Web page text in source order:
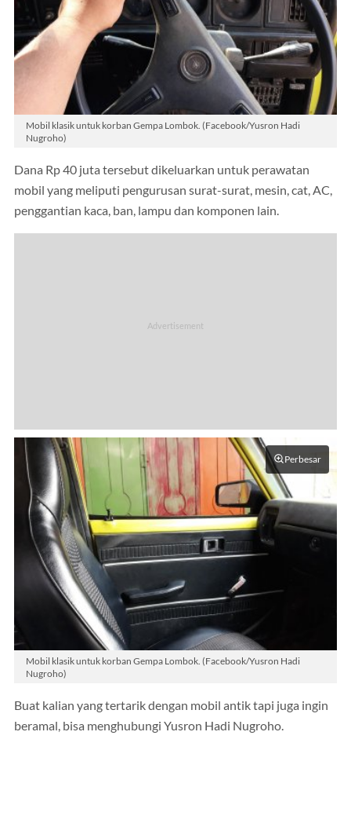
Mobil klasik untuk korban Gempa Lombok. (Facebook/Yusron Hadi
Nugroho)
Dana Rp 40 juta tersebut dikeluarkan untuk perawatan
mobil yang meliputi pengurusan surat-surat, mesin, cat, AC,
penggantian kaca, ban, lampu dan komponen lain.
Perbesar
Mobil klasik untuk korban Gempa Lombok. (Facebook/Yusron Hadi
Nugroho)
Buat kalian yang tertarik dengan mobil antik tapi juga ingin
beramal, bisa menghubungi Yusron Hadi Nugroho.